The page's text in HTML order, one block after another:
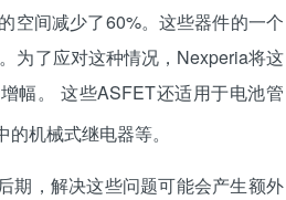
空间减少了60%。这些器件的一个
为了应对这种情况，Nexperia将这
幅。 这些ASFET还适用于电池管
机械式继电器等。
，解决这些问题可能会产生额外